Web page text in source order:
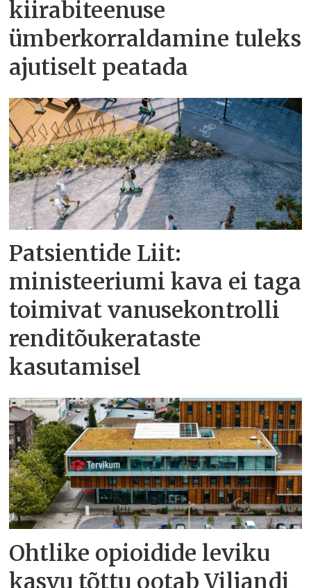
kiirabiteenuse
ümberkorraldamine tuleks
ajutiselt peatada
Patsientide Liit:
ministeeriumi kava ei taga
toimivat vanusekontrolli
renditõukerataste
kasutamisel
Ohtlike opioidide leviku
kasvu tõttu ootab Viljandi